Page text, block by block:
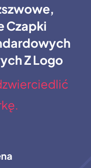
Czapki
Z Logo